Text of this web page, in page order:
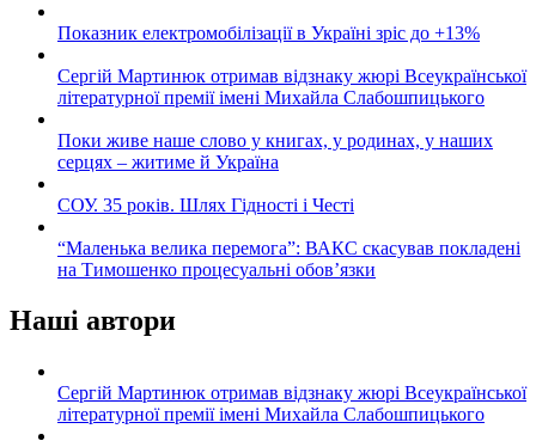
Показник електромобілізації в Україні зріс до +13%
Сергій Мартинюк отримав відзнаку жюрі Всеукраїнської
літературної премії імені Михайла Слабошпицького
Поки живе наше слово у книгах, у родинах, у наших
серцях – житиме й Україна
СОУ. 35 років. Шлях Гідності і Честі
“Маленька велика перемога”: ВАКС скасував покладені
на Тимошенко процесуальні обов’язки
Наші автори
Сергій Мартинюк отримав відзнаку жюрі Всеукраїнської
літературної премії імені Михайла Слабошпицького